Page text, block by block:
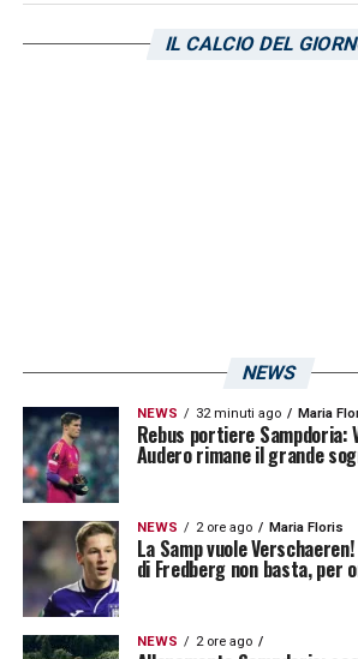
IL CALCIO DEL
NEWS
NEWS 32 minuti ago Maria
Rebus portiere Sampdoria:
Audero rimane il grande
NEWS 2 ore ago Maria Floris
La Samp vuole
di Fredberg non basta, per
NEWS 2 ore ago